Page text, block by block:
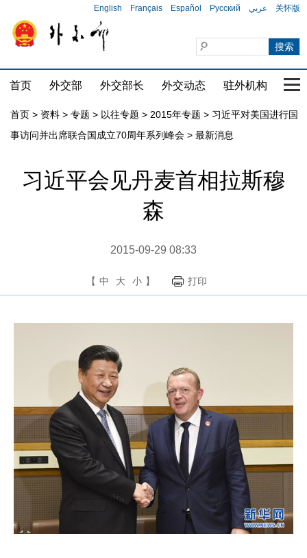
English Français Español Русский عربي 关怀版
首页 外交部 外交部长 外交动态 驻外机构 国
首页 > 资料 > 专题 > 以往专题 > 2015年专题 > 习近平对美国进行国
事访问并出席联合国成立70周年系列峰会 > 最新消息
习近平会见丹麦首相拉斯穆
森
2015-09-29 08:33
【 中 大 小 】 打印